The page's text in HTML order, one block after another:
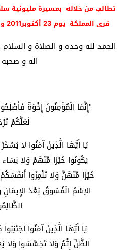
تطالب من خلاله بمسيرة مليونية
قرى المملكة يوم 23 أكتوبر2011 وهذا نص البيان رقم 2 :
الحمد لله وحده و الصلاة و
اله و صحبه
"إِنَّمَا الْمُؤْمِنُونَ إِخْوَةٌ
لَعَلَّكُمْ
يَا أَيُّهَا الَّذِينَ آمَنُوا لا
يَكُونُوا خَيْرًا مِّنْهُمْ وَلا
خَيْرًا مِّنْهُنَّ وَلا تَلْمِزُوا
الاِسْمُ الْفُسُوقُ بَعْدَ
يَا أَيُّهَا الَّذِينَ آمَنُوا
الظَّنِّ إِثْمٌ وَلا تَجَسَّسُوا